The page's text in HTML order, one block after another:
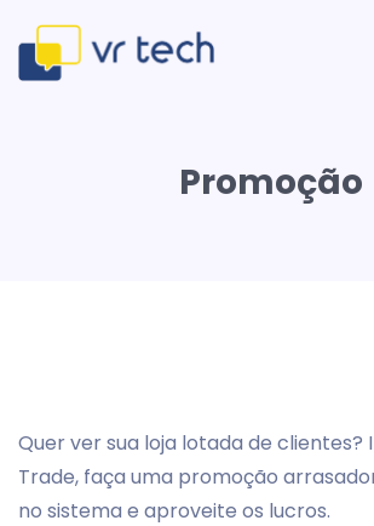
Promoção
Quer ver sua loja lotada de clientes?
Trade, faça uma promoção
no sistema e aproveite os lucros.